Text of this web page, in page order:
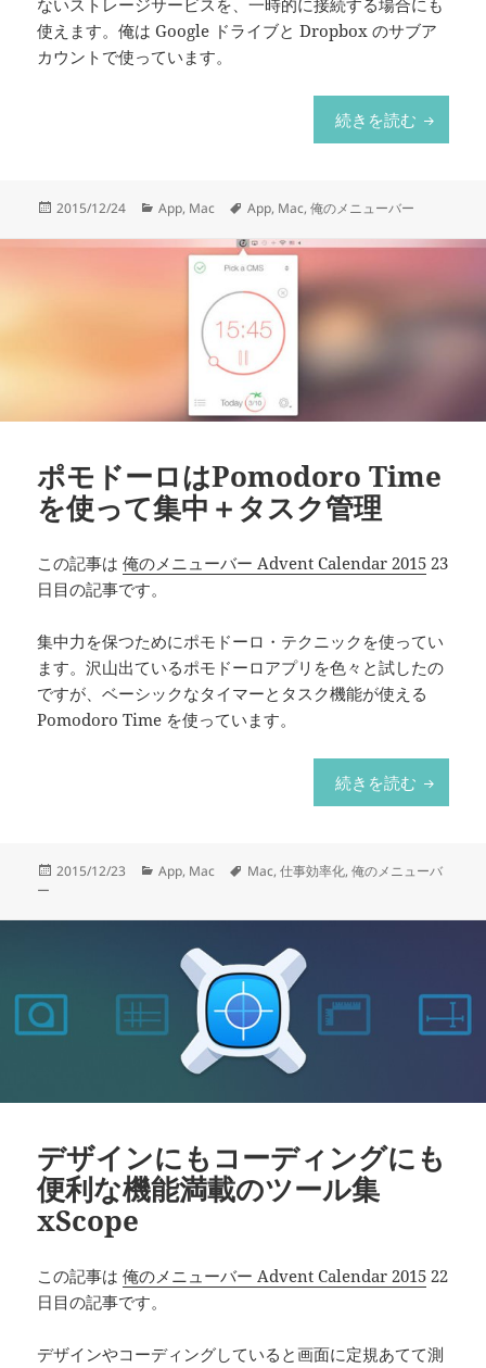
使えます。俺は Google ドライブと Dropbox のサブア
カウントで使っています。
続きを読む クラウ
投
日:
2015/12/24
カ
ゴ
App, Mac
タ
App, Mac,俺のメニューバー
ポモドーロはPomodoro Time
を使って集中＋タスク管理
この記事は俺のメニューバー Advent Calendar 2015 23
日目の記事です。
集中力を保つためにポモドーロ・テクニックを使ってい
ます。沢山出ているポモドーロアプリを色々と試したの
ですが、ベーシックなタイマーとタスク機能が使える
Pomodoro Time を使っています。
続きを読む ポモド
投
2015/12/23
カ
App, Mac
タ
Mac,仕事効率化,俺のメニューバ
ー
デザインにもコーディングにも
便利な機能満載のツール集
xScope
この記事は俺のメニューバー Advent Calendar 2015 22
日目の記事です。
デザインやコーディングしていると画面に定規あてて測